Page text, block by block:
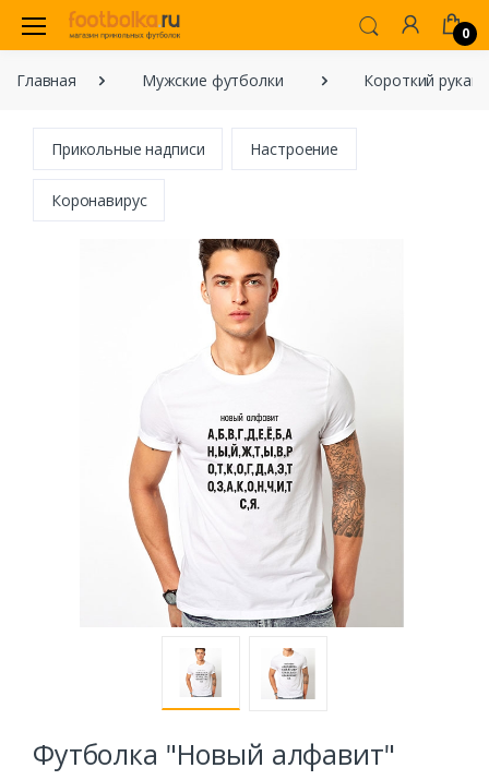
0
Главная Мужские футболки Короткий рукав
Прикольные надписи Настроение
Коронавирус
Футболка "Новый алфавит"